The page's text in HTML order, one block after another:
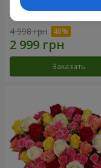
Букет "Сердце –
4 998 грн
Заказать